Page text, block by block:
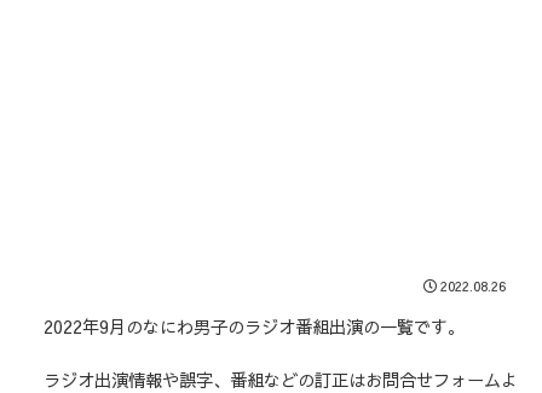
2022.08.26
2022年9月のなにわ男子のラジオ番組出演の一覧です。
ラジオ出演情報や誤字、番組などの訂正はお問合せフォームよ